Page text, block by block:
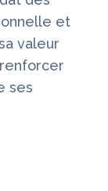
et
valeur
ses